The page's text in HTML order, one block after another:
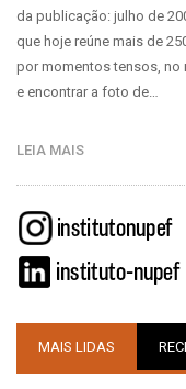
da publicação: julho de
que hoje reúne mais de
por momentos tensos, no
e encontrar a foto de…
LEIA MAIS
MAIS LIDAS